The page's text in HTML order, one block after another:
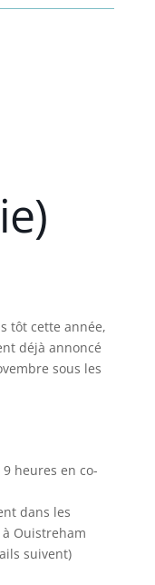
tôt cette année,
déjà annoncé
sous les
heures en co-
dans les
Ouistreham
suivent)